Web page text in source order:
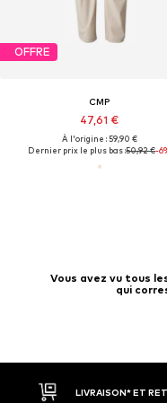
OFFRE
CMP
47,61 €
À l'origine : 59,90 €
Dernier prix le plus bas :50,92 €-
Vous avez vu tous
qui
RETOUR